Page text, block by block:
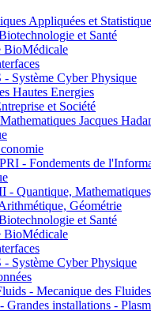
Appliquées et
et Santé
Système Cyber Physique
Hautes Energies
et Société
Jacques
- Fondements de
Quantique,
Géométrie
et Santé
Système Cyber Physique
- Mecanique des Fluides
installations -